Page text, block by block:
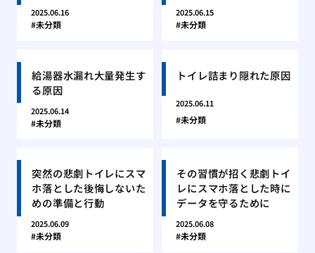
2025.06.16
未分類
2025.06.15
未分類
給湯器水漏れ大量発生す
る原因
2025.06.14
未分類
トイレ詰まり隠れた原因
2025.06.11
未分類
突然の悲劇トイレにスマ
ホ落とした後悔しないた
めの準備と行動
2025.06.09
未分類
その習慣が招く悲劇トイ
レにスマホ落とした時に
データを守るために
2025.06.08
未分類